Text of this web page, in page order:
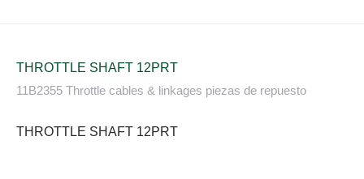
THROTTLE SHAFT 12PRT
11B2355 Throttle cables & linkages piezas de repuesto
THROTTLE SHAFT 12PRT